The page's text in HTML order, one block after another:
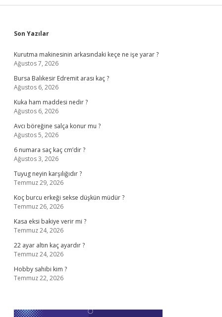
Sidebar
Son Yazılar
Kurutma makinesinin arkasındaki keçe ne işe yarar ?
Ağustos 7, 2026
Bursa Balıkesir Edremit arası kaç ?
Ağustos 6, 2026
Kuka ham maddesi nedir ?
Ağustos 6, 2026
Avcı böreğine salça konur mu ?
Ağustos 5, 2026
6 numara saç kaç cm’dir ?
Ağustos 3, 2026
Tuyug neyin karşılığıdır ?
Temmuz 29, 2026
Koç burcu erkeği sekse düşkün müdür ?
Temmuz 26, 2026
Kasa eksi bakiye verir mi ?
Temmuz 24, 2026
22 ayar altın kaç ayardır ?
Temmuz 24, 2026
Hobby sahibi kim ?
Temmuz 22, 2026